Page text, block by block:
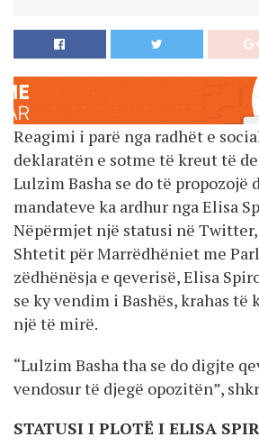
Reagimi i parë nga radhët e
deklaratën e sotme të kreut të
Lulzim Basha se do të propozojë
mandateve ka ardhur nga Elisa
Nëpërmjet një statusi në
Shtetit për Marrëdhëniet me
zëdhënësja e qeverisë, Elisa
se ky vendim i Bashës, krahas të
një të mirë.
“Lulzim Basha tha se do digjte
vendosur të djegë opozitën”,
STATUSI I PLOTË I ELISA